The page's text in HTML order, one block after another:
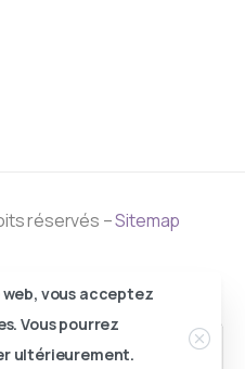
réservés –Sitemap
vous acceptez
Vous pourrez
ultérieurement.